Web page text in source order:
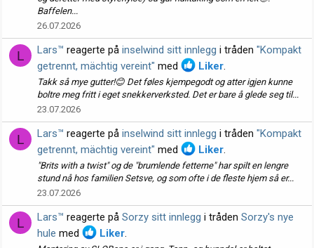
Baffelen...
26.07.2026
L Lars™ reagerte på inselwind sitt innlegg i tråden "Kompakt
getrennt, mächtig vereint" med Liker.
Takk så mye gutter!😊 Det føles kjempegodt og atter igjen kunne
boltre meg fritt i eget snekkerverksted. Det er bare å glede seg til...
23.07.2026
L Lars™ reagerte på inselwind sitt innlegg i tråden "Kompakt
getrennt, mächtig vereint" med Liker
"Brits with a twist" og de "brumlende fetterne" har spilt en lengre
stund nå hos familien Setsve, og som ofte i de fleste hjem så er...
23.07.2026
L Lars™ reagerte på Sorzy sitt innlegg i tråden Sorzy's nye
hule med Liker